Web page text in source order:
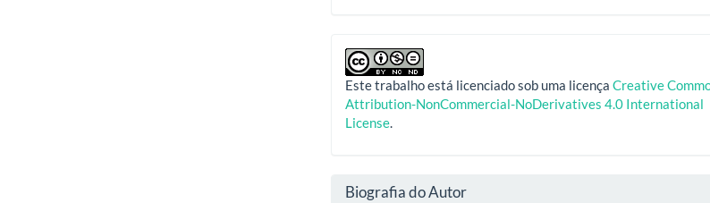
Este trabalho está licenciado sob uma licençaCreative
Attribution-NonCommercial-NoDerivatives 4.0 International
License
Biografia do Autor